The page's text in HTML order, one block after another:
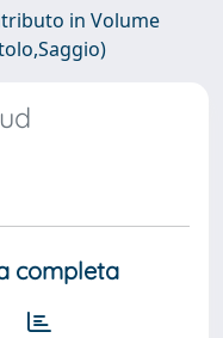
in Volume
completa